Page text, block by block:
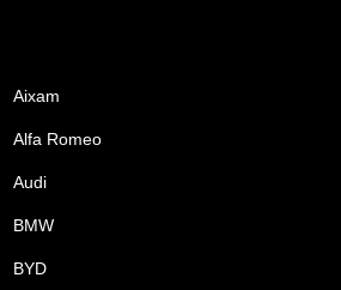
Aixam
Alfa Romeo
Audi
BMW
BYD